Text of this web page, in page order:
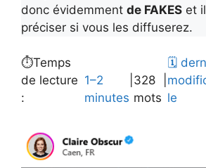
donc évidemment de FAKES et
préciser si vous les diffuserez.
⏱️Temps
de lecture
:
1–2
minutes
328
mots
🗓️
le